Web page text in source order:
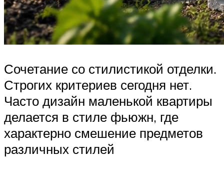
Сочетание со стилистикой отделки.
Строгих критериев сегодня нет.
Часто дизайн маленькой квартиры
делается в стиле фьюжн, где
характерно смешение предметов
различных стилей